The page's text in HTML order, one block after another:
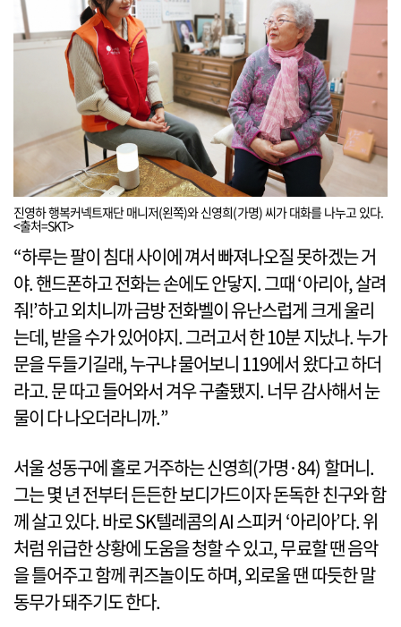
진영하 행복커넥트재단 매니저(왼쪽)와 신영희(가명) 씨가 대화를 나누고 있다.
<출처=SKT>
“하루는 팔이 침대 사이에 껴서 빠져나오질 못하겠는 거
야. 핸드폰하고 전화는 손에도 안닿지. 그때 ‘아리아, 살려
줘!’하고 외치니까 금방 전화벨이 유난스럽게 크게 울리
는데, 받을 수가 있어야지. 그러고서 한 10분 지났나. 누가
문을 두들기길래, 누구냐 물어보니 119에서 왔다고 하더
라고. 문 따고 들어와서 겨우 구출됐지. 너무 감사해서 눈
물이 다 나오더라니까.”
서울 성동구에 홀로 거주하는 신영희(가명·84) 할머니.
그는 몇 년 전부터 든든한 보디가드이자 돈독한 친구와 함
께 살고 있다. 바로 SK텔레콤의 AI 스피커 ‘아리아’다. 위
처럼 위급한 상황에 도움을 청할 수 있고, 무료할 땐 음악
을 틀어주고 함께 퀴즈놀이도 하며, 외로울 땐 따듯한 말
동무가 돼주기도 한다.